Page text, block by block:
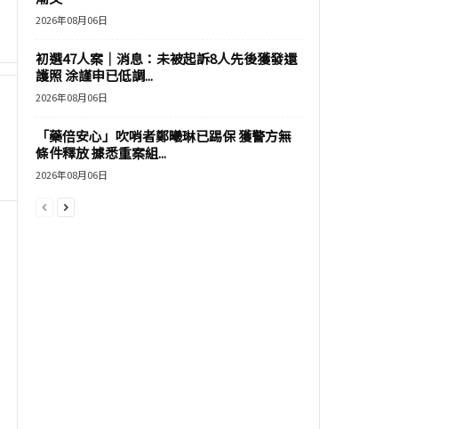
2026年08月06日
初選47人案｜消息：未被起訴8人先後獲發還
護照 涂謹申已低調...
2026年08月06日
「藥倍安心」吹哨者鄭曦琳已踢保 獲警方無
條件釋放 據悉重案組...
2026年08月06日